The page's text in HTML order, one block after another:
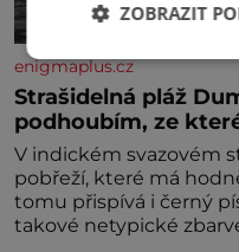
enigmaplus.cz
Strašidelná pláž
podhoubím, ze
V indickém svazovém
pobřeží, které má
tomu přispívá i černý
ZOBRAZIT